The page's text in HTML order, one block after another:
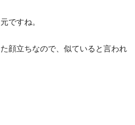
ですね。
顔立ちなので、似ていると言われ